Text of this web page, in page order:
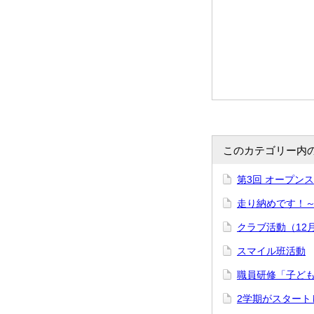
このカテゴリー内
第3回 オープン
走り納めです！
クラブ活動（12
スマイル班活動
職員研修「子ど
2学期がスタート